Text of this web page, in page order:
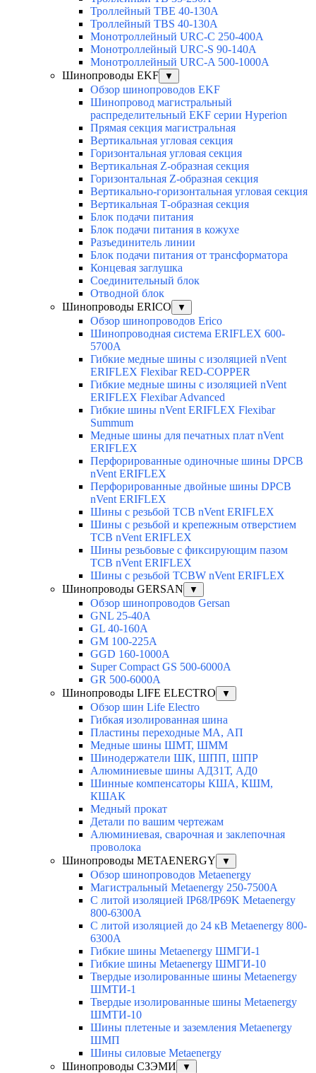
Троллейный TBE 40-130A
Троллейный TBS 40-130A
Монотроллейный URC-C 250-400A
Монотроллейный URC-S 90-140A
Монотроллейный URC-A 500-1000A
Шинопроводы EKF
▼
Обзор шинопроводов EKF
Шинопровод магистральный
распределительный EKF серии Hyperion
Прямая секция магистральная
Вертикальная угловая секция
Горизонтальная угловая секция
Вертикальная Z-образная секция
Горизонтальная Z-образная секция
Вертикально-горизонтальная угловая секция
Вертикальная Т-образная секция
Блок подачи питания
Блок подачи питания в кожухе
Разъединитель линии
Блок подачи питания от трансформатора
Концевая заглушка
Соединительный блок
Отводной блок
Шинопроводы ERICO
▼
Обзор шинопроводов Erico
Шинопроводная система ERIFLEX 600-
5700A
Гибкие медные шины с изоляцией nVent
ERIFLEX Flexibar RED-COPPER
Гибкие медные шины с изоляцией nVent
ERIFLEX Flexibar Advanced
Гибкие шины nVent ERIFLEX Flexibar
Summum
Медные шины для печатных плат nVent
ERIFLEX
Перфорированные одиночные шины DPCB
nVent ERIFLEX
Перфорированные двойные шины DPCB
nVent ERIFLEX
Шины с резьбой TCB nVent ERIFLEX
Шины с резьбой и крепежным отверстием
TCB nVent ERIFLEX
Шины резьбовые с фиксирующим пазом
TCB nVent ERIFLEX
Шины с резьбой TCBW nVent ERIFLEX
Шинопроводы GERSAN
▼
Обзор шинопроводов Gersan
GNL 25-40A
GL 40-160A
GM 100-225A
GGD 160-1000A
Super Compact GS 500-6000A
GR 500-6000A
Шинопроводы LIFE ELECTRO
▼
Обзор шин Life Electro
Гибкая изолированная шина
Пластины переходные МА, АП
Медные шины ШМТ, ШММ
Шинодержатели ШК, ШПП, ШПР
Алюминиевые шины АД31Т, АД0
Шинные компенсаторы КША, КШМ,
КШАК
Медный прокат
Детали по вашим чертежам
Алюминиевая, cварочная и заклепочная
проволока
Шинопроводы METAENERGY
▼
Обзор шинопроводов Metaenergy
Магистральный Metaenergy 250-7500A
С литой изоляцией IP68/IP69K Metaenergy
800-6300A
С литой изоляцией до 24 кВ Metaenergy 800-
6300A
Гибкие шины Metaenergy ШМГИ-1
Гибкие шины Metaenergy ШМГИ-10
Твердые изолированные шины Metaenergy
ШМТИ-1
Твердые изолированные шины Metaenergy
ШМТИ-10
Шины плетеные и заземления Metaenergy
ШМП
Шины силовые Metaenergy
Шинопроводы СЗЭМИ
▼